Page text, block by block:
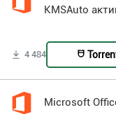
KMSAuto
4 484
Microsoft